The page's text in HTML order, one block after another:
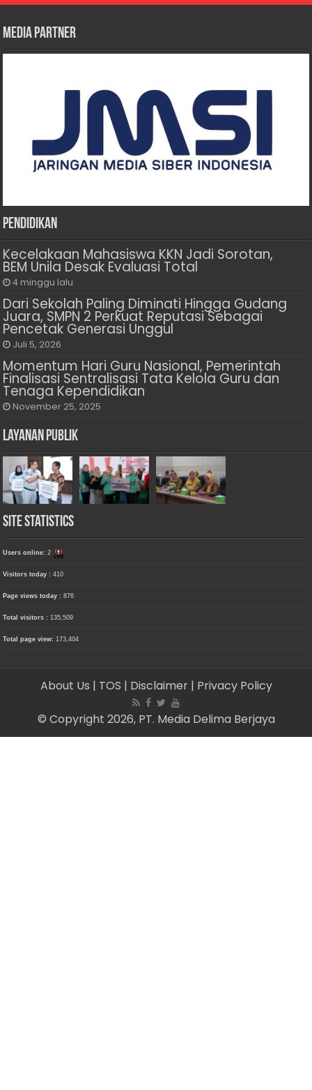
Media Partner
Pendidikan
Kecelakaan Mahasiswa KKN Jadi Sorotan,
BEM Unila Desak Evaluasi Total
4 minggu lalu
Dari Sekolah Paling Diminati Hingga Gudang
Juara, SMPN 2 Perkuat Reputasi Sebagai
Pencetak Generasi Unggul
Juli 5, 2026
Momentum Hari Guru Nasional, Pemerintah
Finalisasi Sentralisasi Tata Kelola Guru dan
Tenaga Kependidikan
November 25, 2025
Layanan Publik
Site Statistics
Users online:2
Visitors today :410
Page views today :876
Total visitors :135,509
Total page view:173,404
About Us | TOS | Disclaimer | Privacy Policy
© Copyright 2026, PT. Media Delima Berjaya